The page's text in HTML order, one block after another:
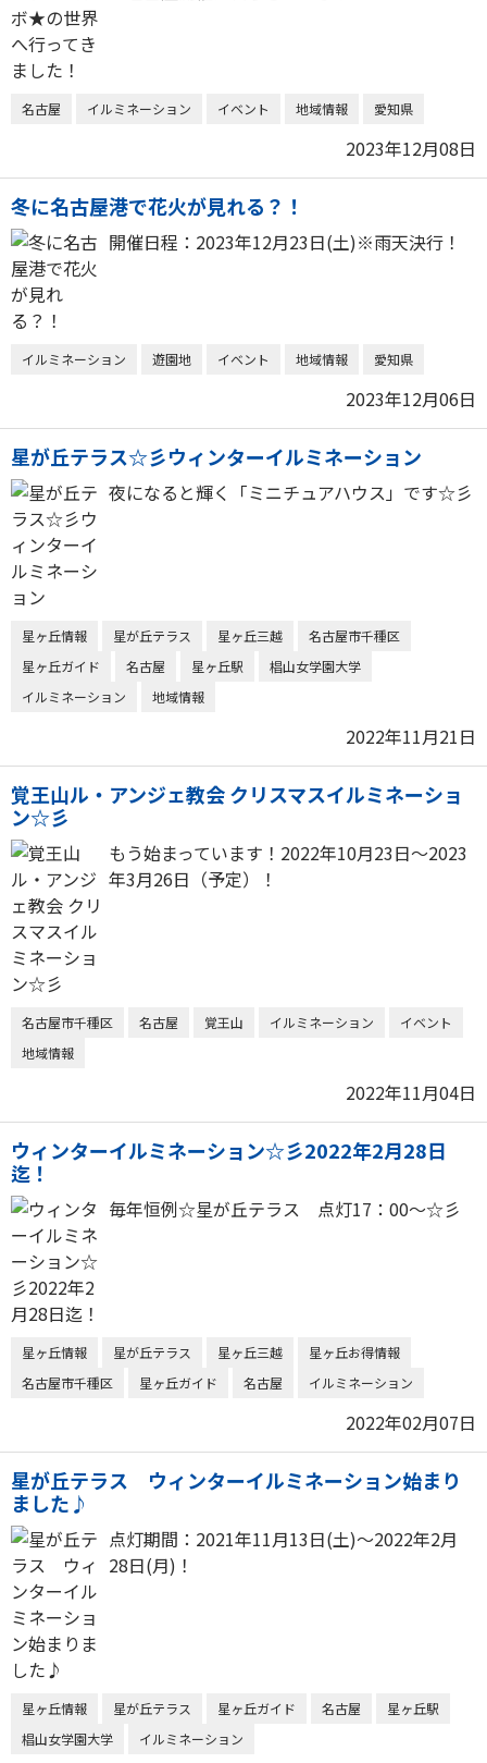
名古屋 イルミネーション イベント 地域情報 愛知県
2023年12月08日
冬に名古屋港で花火が見れる？！
開催日程：2023年12月23日(土)※雨天決行！
イルミネーション 遊園地 イベント 地域情報 愛知県
2023年12月06日
星が丘テラス☆彡ウィンターイルミネーション
夜になると輝く「ミニチュアハウス」です☆彡
星ヶ丘情報 星が丘テラス 星ヶ丘三越
名古屋市千種区
星ヶ丘ガイド
名古屋 星ヶ丘駅
椙山女学園大学
イルミネーション
地域情報
2022年11月21日
覚王山ル・アンジェ教会 クリスマスイルミネーショ
ン☆彡
もう始まっています！2022年10月23日～2023
年3月26日（予定）！
名古屋市千種区 名古屋 覚王山 イルミネーション
イベント
地域情報
2022年11月04日
ウィンターイルミネーション☆彡2022年2月28日
迄！
毎年恒例☆星が丘テラス 点灯17：00～☆彡
星ヶ丘情報 星が丘テラス 星ヶ丘三越
星ヶ丘お得情報
名古屋市千種区
星ヶ丘ガイド 名古屋 イルミネーション
2022年02月07日
星が丘テラス ウィンターイルミネーション始まり
ました♪
点灯期間：2021年11月13日(土)～2022年2月
28日(月)！
星ヶ丘情報 星が丘テラス 星ヶ丘ガイド 名古屋
星ヶ丘駅
椙山女学園大学
イルミネーション